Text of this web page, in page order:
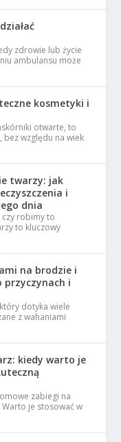
zdrowie lub życie
ambulansu może
kosmetyki i
otwarte, to
względu na wiek
twarzy: jak
i
dnia
czy robimy to
to kluczowy
na brodzie i
przyczynach i
dotyka wiele
z wahaniami
kiedy warto je
zabiegi na
je stosować w